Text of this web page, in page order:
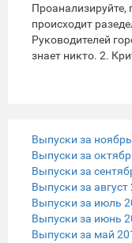
Проанализируйте,
происходит
Руководителей
знает никто. 2.
Выпуски за
Выпуски за
Выпуски за
Выпуски за август
Выпуски за июль
Выпуски за июнь
Выпуски за май